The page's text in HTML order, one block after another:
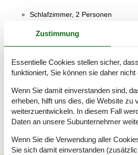
Schlafzimmer, 2 Personen
Wohnzimmer, 1 Person
Terrasse
Teilweise überdachte Terrasse
Zustimmung
Essentielle Cookies stellen sicher,
funktioniert, Sie können sie daher nicht
Wenn Sie damit einverstanden sind,
erheben, hilft uns dies, die Website zu
weiterzuentwickeln. In diesem Fall
Daten an unsere Subunternehmer
Wenn Sie die Verwendung aller
Sie sich damit einverstanden